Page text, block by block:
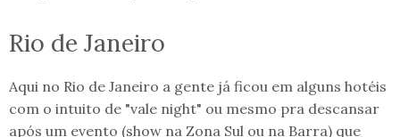
Rio de Janeiro
Aqui no Rio de Janeiro a gente já ficou em alguns hotéis
com o intuito de "vale night" ou mesmo pra descansar
após um evento (show na Zona Sul ou na Barra) que